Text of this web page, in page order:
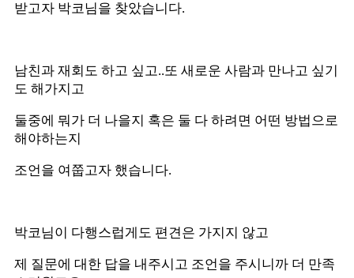
받고자 박코님을 찾았습니다.
남친과 재회도 하고 싶고..또 새로운 사람과 만나고 싶기
도 해가지고
둘중에 뭐가 더 나을지 혹은 둘 다 하려면 어떤 방법으로
해야하는지
조언을 여쭙고자 했습니다.
박코님이 다행스럽게도 편견은 가지지 않고
제 질문에 대한 답을 내주시고 조언을 주시니까 더 만족